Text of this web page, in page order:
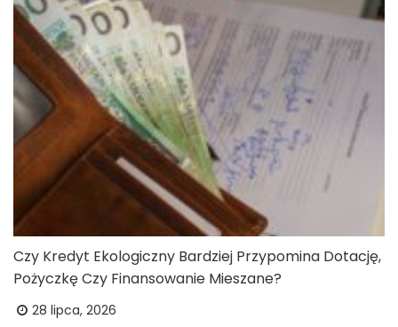
Czy Kredyt Ekologiczny Bardziej Przypomina Dotację,
Pożyczkę Czy Finansowanie Mieszane?
28 lipca, 2026